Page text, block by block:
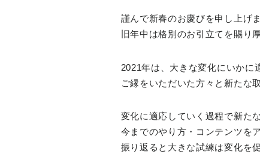
謹んで新春のお慶びを申し上げま
旧年中は格別のお引立てを賜り
2021年は、大きな変化にいかに
ご縁をいただいた方々と新たな
変化に適応していく過程で新た
今までのやり方・コンテンツを
振り返ると大きな試練は変化を